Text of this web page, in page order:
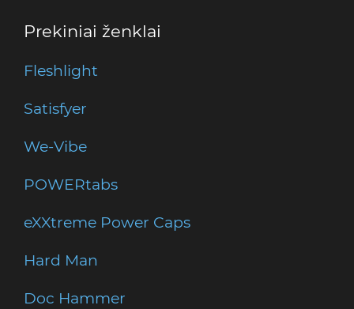
Prekiniai ženklai
Fleshlight
Satisfyer
We-Vibe
POWERtabs
eXXtreme Power Caps
Hard Man
Doc Hammer